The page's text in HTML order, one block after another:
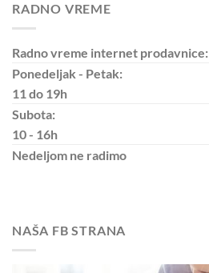
RADNO VREME
Radno vreme internet prodavnice:
Ponedeljak - Petak:
11 do 19h
Subota:
10 - 16h
Nedeljom ne radimo
NAŠA FB STRANA